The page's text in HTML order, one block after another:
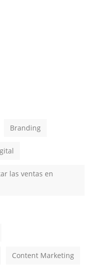
Branding
las ventas en
Content Marketing